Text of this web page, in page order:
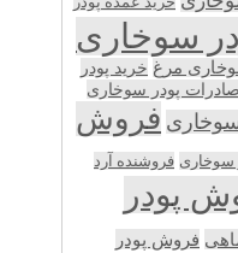
سوخاری
مرغ خرید پودر
صادرات پودر سوخاری
فروش
سوخاری فروشنده آرد
پودر
فروش پودر